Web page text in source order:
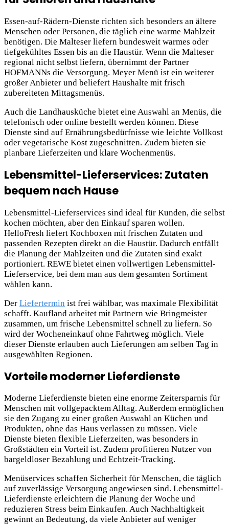
Essen-auf-Rädern-Dienste richten sich besonders an ältere
Menschen oder Personen, die täglich eine warme Mahlzeit
benötigen. Die Malteser liefern bundesweit warmes oder
tiefgekühltes Essen bis an die Haustür. Wenn die Malteser
regional nicht selbst liefern, übernimmt der Partner
HOFMANNs die Versorgung. Meyer Menü ist ein weiterer
großer Anbieter und beliefert Haushalte mit frisch
zubereiteten Mittagsmenüs.
Auch die Landhausküche bietet eine Auswahl an Menüs, die
telefonisch oder online bestellt werden können. Diese
Dienste sind auf Ernährungsbedürfnisse wie leichte Vollkost
oder vegetarische Kost zugeschnitten. Zudem bieten sie
planbare Lieferzeiten und klare Wochenmenüs.
Lebensmittel-Lieferservices: Zutaten
bequem nach Hause
Lebensmittel-Lieferservices sind ideal für Kunden, die selbst
kochen möchten, aber den Einkauf sparen wollen.
HelloFresh liefert Kochboxen mit frischen Zutaten und
passenden Rezepten direkt an die Haustür. Dadurch entfällt
die Planung der Mahlzeiten und die Zutaten sind exakt
portioniert. REWE bietet einen vollwertigen Lebensmittel-
Lieferservice, bei dem man aus dem gesamten Sortiment
wählen kann.
Der Liefertermin ist frei wählbar, was maximale Flexibilität
schafft. Kaufland arbeitet mit Partnern wie Bringmeister
zusammen, um frische Lebensmittel schnell zu liefern. So
wird der Wocheneinkauf ohne Fahrtweg möglich. Viele
dieser Dienste erlauben auch Lieferungen am selben Tag in
ausgewählten Regionen.
Vorteile moderner Lieferdienste
Moderne Lieferdienste bieten eine enorme Zeitersparnis für
Menschen mit vollgepacktem Alltag. Außerdem ermöglichen
sie den Zugang zu einer großen Auswahl an Küchen und
Produkten, ohne das Haus verlassen zu müssen. Viele
Dienste bieten flexible Lieferzeiten, was besonders in
Großstädten ein Vorteil ist. Zudem profitieren Nutzer von
bargeldloser Bezahlung und Echtzeit-Tracking.
Menüservices schaffen Sicherheit für Menschen, die täglich
auf zuverlässige Versorgung angewiesen sind. Lebensmittel-
Lieferdienste erleichtern die Planung der Woche und
reduzieren Stress beim Einkaufen. Auch Nachhaltigkeit
gewinnt an Bedeutung, da viele Anbieter auf weniger